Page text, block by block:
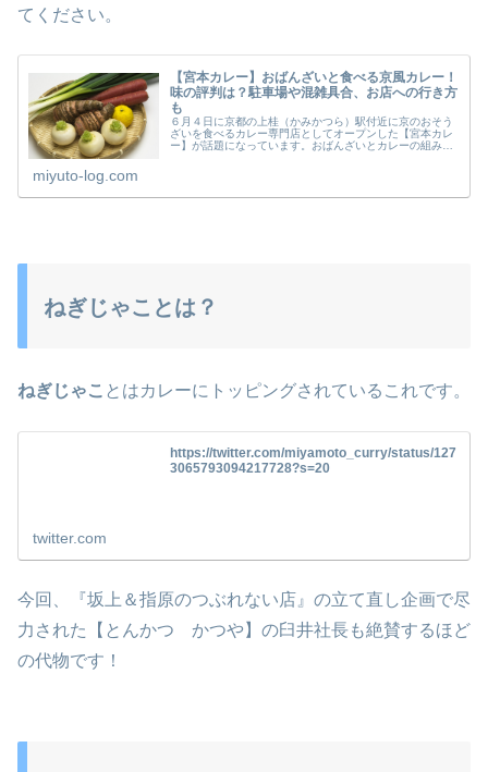
てください。
【宮本カレー】おばんざいと食べる京風カレー！
味の評判は？駐車場や混雑具合、お店への行き方
も
６月４日に京都の上桂（かみかつら）駅付近に京のおそう
ざいを食べるカレー専門店としてオープンした【宮本カレ
ー】が話題になっています。おばんざいとカレーの組み合
miyuto-log.com
ねぎじゃことは？
ねぎじゃこ とはカレーにトッピングされているこれです。
https://twitter.com/miyamoto_curry/status/127
3065793094217728?s=20
twitter.com
今回、『坂上＆指原のつぶれない店』の立て直し企画で尽
力された【とんかつ かつや】の臼井社長も絶賛するほど
の代物です！